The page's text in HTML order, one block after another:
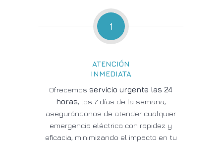
1
ATENCIÓN
INMEDIATA
Ofrecemos servicio urgente las 24
horas, los 7 días de la semana,
asegurándonos de atender cualquier
emergencia eléctrica con rapidez y
eficacia, minimizando el impacto en tu